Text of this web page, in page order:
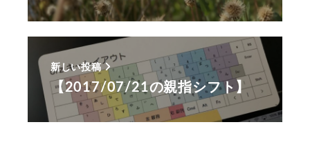
新しい投稿
【2017/07/21の親指シフト】